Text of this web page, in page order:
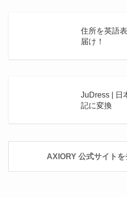
住所を英語
届け！
JuDress | 日
記に変換
AXIORY 公式サイト